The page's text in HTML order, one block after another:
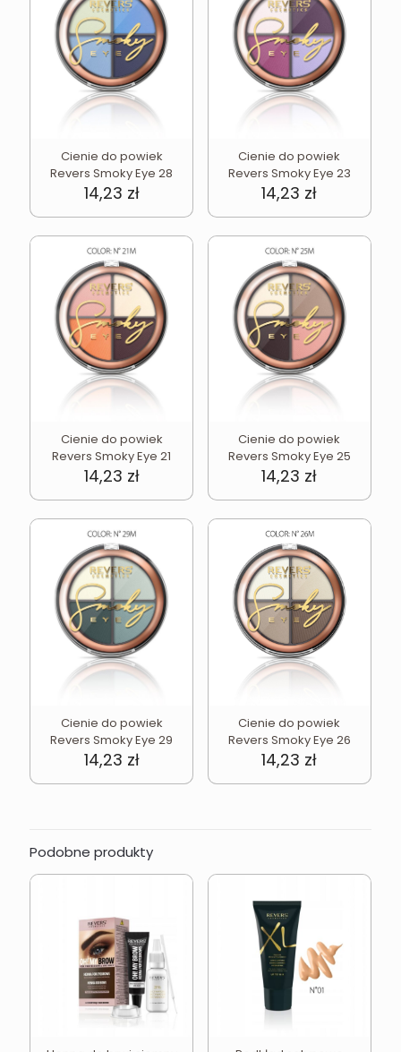
Cienie do powiek
Revers Smoky Eye 28
14,23 zł
Cienie do powiek
Revers Smoky Eye 23
14,23 zł
Cienie do powiek
Revers Smoky Eye 21
14,23 zł
Cienie do powiek
Revers Smoky Eye 25
14,23 zł
Cienie do powiek
Revers Smoky Eye 29
14,23 zł
Cienie do powiek
Revers Smoky Eye 26
14,23 zł
Podobne produkty